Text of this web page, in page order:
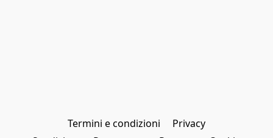
Termini e condizioni
Privacy